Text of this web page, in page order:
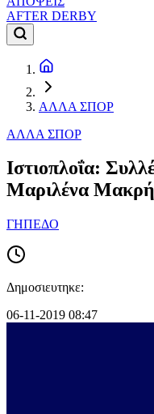
AFTER DERBY
ΑΛΛΑ ΣΠΟΡ
ΑΛΛΑ ΣΠΟΡ
Ιστιοπλοΐα:
Μαριλένα Μακρή
ΓΗΠΕΔΟ
Δημοσιευτηκε:
06-11-2019 08:47